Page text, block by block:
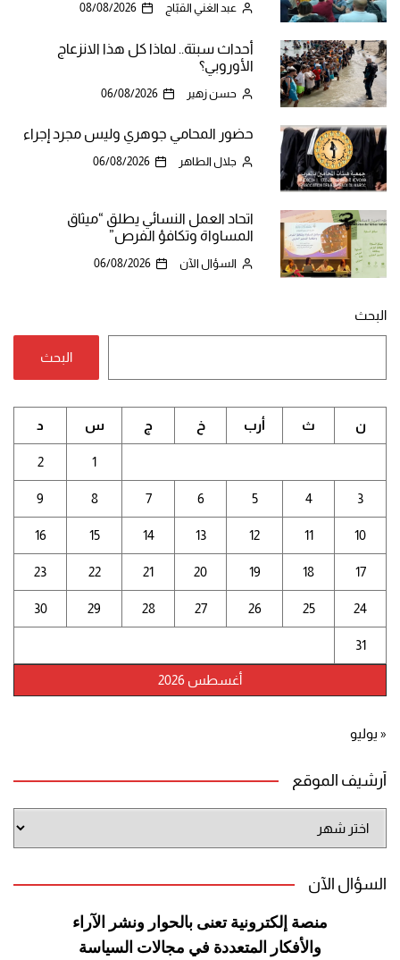
عبد الغني القبّاج 08/08/2026
أحداث سبتة.. لماذا كل هذا الانزعاج
الأوروبي؟
حسن زهير 06/08/2026
حضور المحامي جوهري وليس مجرد إجراء
جلال الطاهر 06/08/2026
اتحاد العمل النسائي يطلق “ميثاق
المساواة وتكافؤ الفرص”
السؤال الآن 06/08/2026
البحث
البحث
أغسطس 2026
ن ث أرب خ ج س د
1
2
3
4
5
6
7
8
9
10
11
12
13
14
15
16
17
18
19
20
21
22
23
24
25
26
27
28
29
30
31
« يوليو
أرشيف الموقع
الموقع
السؤال الآن
منصة إلكترونية تعنى بالحوار ونشر
الآراء
والأفكار المتعددة في مجالات السياسة